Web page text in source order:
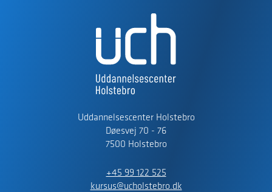
Uddannelsescenter Holstebro
Døesvej 70 - 76
7500 Holstebro
+45 99 122 525
kursus@ucholstebro.dk